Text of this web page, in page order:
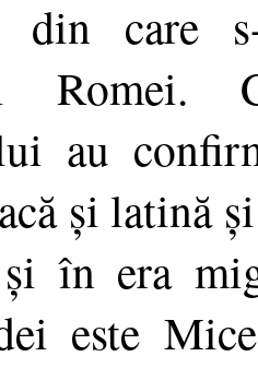
din care
Romei.
au
şi latină
şi în era
este